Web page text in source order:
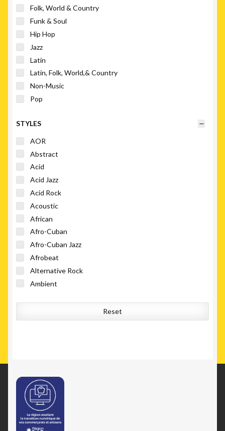
Madlib Invazion
Now-Again Records
Numero Group
Parlophone
Polysom
Real Gone Music
Soul Brother Records
Svart Records
Wewantsounds
Folk, World & Country
Funk & Soul
Hip Hop
Jazz
Latin
Latin, Folk, World,& Country
Non-Music
Pop
Rock
Soundtrack
Stage & Screen
World
STYLES
AOR
Abstract
Acid
Acid Jazz
Acid Rock
Acoustic
African
Afro-Cuban
Afro-Cuban Jazz
Afrobeat
Alternative Rock
Ambient
Avantgarde
Bolero
Boogie
Boom Bap
Bop
Reset